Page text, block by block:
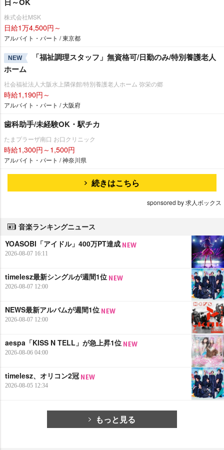
株式会社MSK
日給1万4,500円～
アルバイト・パート / 東京都
NEW
「福祉調理スタッフ」無資格可/日勤のみ/特別養護老人
ホーム
社会福祉法人大阪水上隣保館/特別養護老人ホーム 弥栄の郷
時給1,190円～
アルバイト・パート / 大阪府
歯科助手/未経験OK・駅チカ
たまプラーザ南口 お口クリニック
時給1,300円～1,500円
アルバイト・パート / 神奈川県
続きはこちら
sponsored by 求人ボックス
音楽ランキングニュース
YOASOBI「アイドル」400万PT達成
2026-08-07 16:11
timelesz最新シングルが週間1位
2026-08-07 12:00
NEWS最新アルバムが週間1位
2026-08-07 12:00
aespa「KISS N TELL」が急上昇1位
2026-08-06 04:00
timelesz、オリコン2冠
2026-08-05 12:34
もっと見る